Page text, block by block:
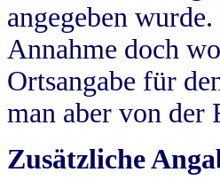
angegeben
Annahme doch
Ortsangabe für
man aber von der
Zusätzliche